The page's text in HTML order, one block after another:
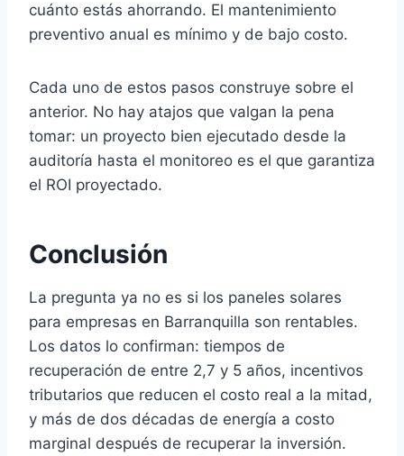
cuánto estás ahorrando. El mantenimiento
preventivo anual es mínimo y de bajo costo.
Cada uno de estos pasos construye sobre el
anterior. No hay atajos que valgan la pena
tomar: un proyecto bien ejecutado desde la
auditoría hasta el monitoreo es el que garantiza
el ROI proyectado.
Conclusión
La pregunta ya no es si los paneles solares
para empresas en Barranquilla son rentables.
Los datos lo confirman: tiempos de
recuperación de entre 2,7 y 5 años, incentivos
tributarios que reducen el costo real a la mitad,
y más de dos décadas de energía a costo
marginal después de recuperar la inversión.